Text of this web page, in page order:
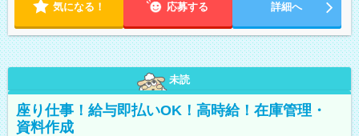
気になる！ 応募する 詳細へ
未読
座り仕事！給与即払いOK！高時給！在庫管理・
資料作成